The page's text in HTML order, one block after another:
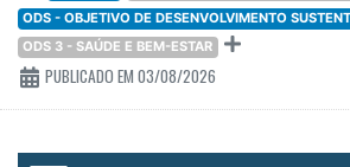
ODS - OBJETIVO DE DESENVOLVIMENTO
ODS 3 - SAÚDE E BEM-ESTAR
PUBLICADO EM 03/08/2026